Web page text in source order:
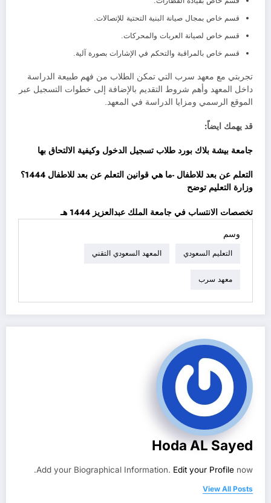
قسم خاص بمجال صيانة البنية التحتية للإتصالات.
قسم خاص لصيانة العربات والمحركات.
قسم خاص بالمراقبة والتحكم في الإشارات بصورة آلية.
تجربتي مع معهد سرب التي تمكن الطلاب من فهم طبيعة الدراسة
داخل المعهد وأهم شروط التقديم بالإضافة إلى خطوات التسجيل عبر
الموقع الرسمي ومزايا الدراسة في المعهد.
قد يهمك ايضاً:
جامعة بيشة بلاك بورد طلاب تسجيل الدخول وكيفية الالتحاق بها
التعلم عن بعد للاطفال -ما هي قوانين التعلم عن بعد للاطفال 1444؟
وزارة التعليم توضح
تخصصات الانتساب في جامعة الملك عبدالعزيز 1444 هـ
وسم
التعليم السعودي المعهد السعودي التقني
معهد سرب
Hoda AL Sayed
Add your Biographical Information. Edit your Profile now.
View All Posts